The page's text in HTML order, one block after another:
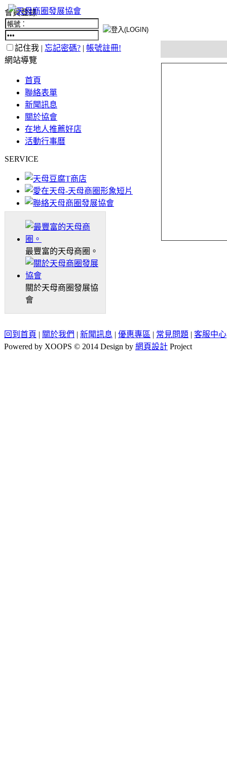
會員登錄
記住我 | 忘記密碼? | 帳號註冊!
網站導覽
首頁
聯絡表單
新聞訊息
關於協會
在地人推薦好店
活動行事曆
SERVICE
最豐富的天母商圈。
關於天母商圈發展協
會
回到首頁 | 關於我們 | 新聞訊息 | 優惠專區 | 常見問題 | 客服中心
Powered by XOOPS © 2014 Design by 網頁設計 Project